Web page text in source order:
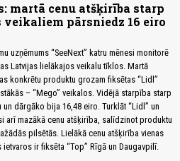
martā cenu atšķirība starp
pārsniedz 16 eiro
uzņēmums “SeeNext” katru mēnesi monitorē
Latvijas lielākajos veikalu tīklos. Martā
konkrētu produktu grozam fiksētas “Lidl”
– “Mego” veikalos. Vidējā starpība starp
un dārgāko bija 16,48 eiro. Turklāt “Lidl” un
arī mazākā cenu atšķirība, salīdzinot produktu
pilsētās. Lielākā cenu atšķirība vienas
ietvaros ir fiksēta “Top” Rīgā un Daugavpilī.